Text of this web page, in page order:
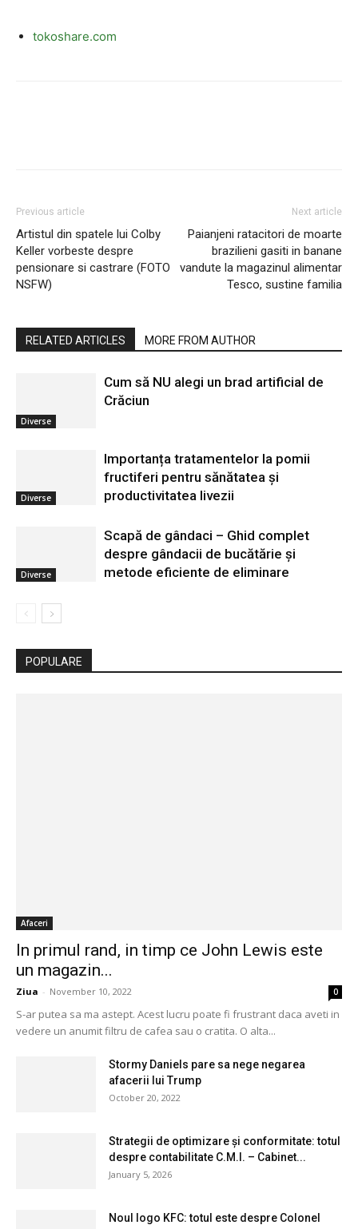
tokoshare.com
Previous article
Artistul din spatele lui Colby
Keller vorbeste despre
pensionare si castrare (FOTO
NSFW)
Next article
Paianjeni ratacitori de moarte
brazilieni gasiti in banane
vandute la magazinul alimentar
Tesco, sustine familia
RELATED ARTICLES MORE FROM AUTHOR
Diverse
Cum să NU alegi un brad artificial de
Crăciun
Diverse
Importanța tratamentelor la pomii
fructiferi pentru sănătatea și
productivitatea livezii
Diverse
Scapă de gândaci – Ghid complet
despre gândacii de bucătărie și
metode eficiente de eliminare
POPULARE
Afaceri
In primul rand, in timp ce John Lewis este
un magazin...
Ziua - November 10, 2022 0
S-ar putea sa ma astept. Acest lucru poate fi frustrant daca aveti in
vedere un anumit filtru de cafea sau o cratita. O alta...
Stormy Daniels pare sa nege negarea
afacerii lui Trump
October 20, 2022
Strategii de optimizare și conformitate: totul
despre contabilitate C.M.I. – Cabinet...
January 5, 2026
Noul logo KFC: totul este despre Colonel